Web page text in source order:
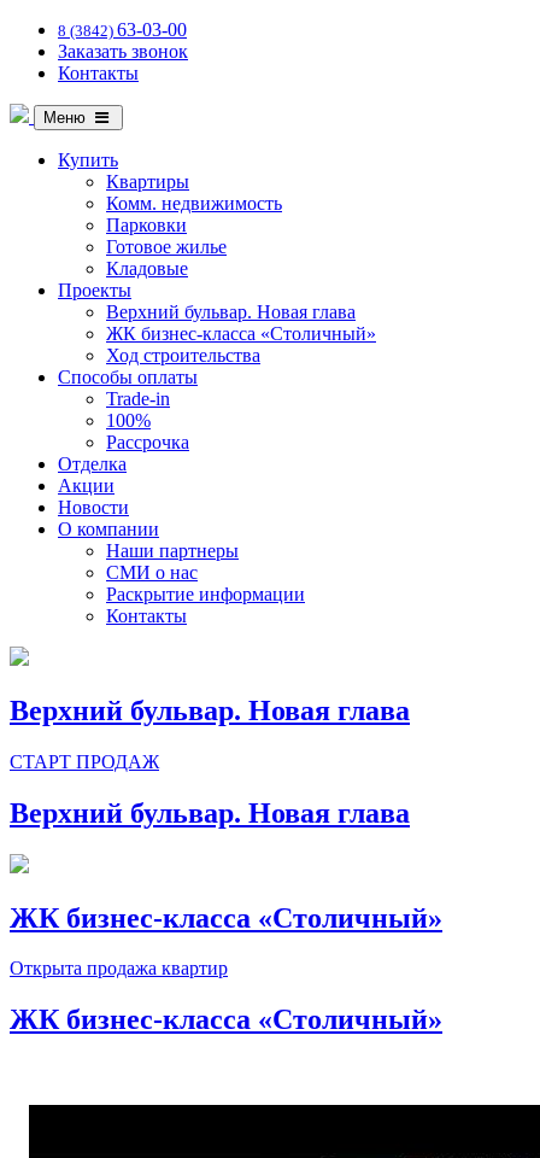
8 (3842) 63-03-00
Заказать звонок
Контакты
Меню
Купить
Квартиры
Комм. недвижимость
Парковки
Готовое жилье
Кладовые
Проекты
Верхний бульвар. Новая глава
ЖК бизнес-класса «Столичный»
Ход строительства
Способы оплаты
Trade-in
100%
Рассрочка
Отделка
Акции
Новости
О компании
Наши партнеры
СМИ о нас
Раскрытие информации
Контакты
Верхний бульвар. Новая глава
СТАРТ ПРОДАЖ
Верхний бульвар. Новая глава
ЖК бизнес-класса «Столичный»
Открыта продажа квартир
ЖК бизнес-класса «Столичный»